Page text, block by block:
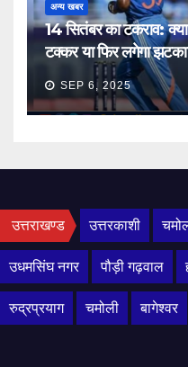
अन्य खबर
14 सितंबर का टकराव: क्या
टक्कर या फिर लगेगा
SEP 6, 2025
उत्तराखण्ड उत्तरकाशी
उधमसिंघ नगर पौड़ी गढ़वाल
रुद्रप्रयाग चमोली बागेश्वर